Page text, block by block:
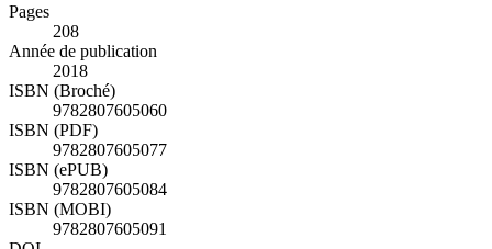
Pages
208
Année de publication
2018
ISBN (Broché)
9782807605060
ISBN (PDF)
9782807605077
ISBN (ePUB)
9782807605084
ISBN (MOBI)
9782807605091